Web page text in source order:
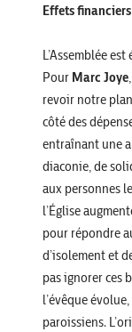
Effets
L’Assemblée
Pour Marc Joye
revoir notre
côté des
entraînant une
diaconie, de
aux personnes
l’Église
pour répondre
d’isolement et
pas ignorer ces
l’évêque
paroissiens.